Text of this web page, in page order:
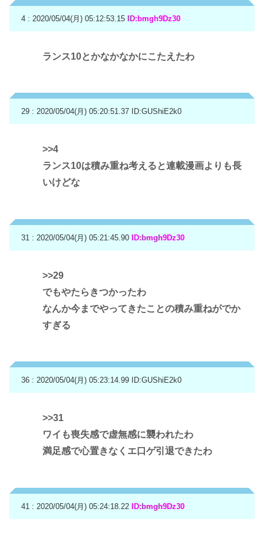
4 : 2020/05/04(月) 05:12:53.15 ID:bmgh9Dz30
ランス10とかなかなかにこたえたわ
29 : 2020/05/04(月) 05:20:51.37 ID:GUShiE2k0
>>4
ランス10は積み重ね考えると連載漫画よりも長
いけどな
31 : 2020/05/04(月) 05:21:45.90 ID:bmgh9Dz30
>>29
でもやたらきつかったわ
なんか今までやってきたことの積み重ねがでか
すぎる
36 : 2020/05/04(月) 05:23:14.99 ID:GUShiE2k0
>>31
ワイも喪失感で虚無感に襲われたわ
満足感で心置きなくエ口ゲ引退できたわ
41 : 2020/05/04(月) 05:24:18.22 ID:bmgh9Dz30